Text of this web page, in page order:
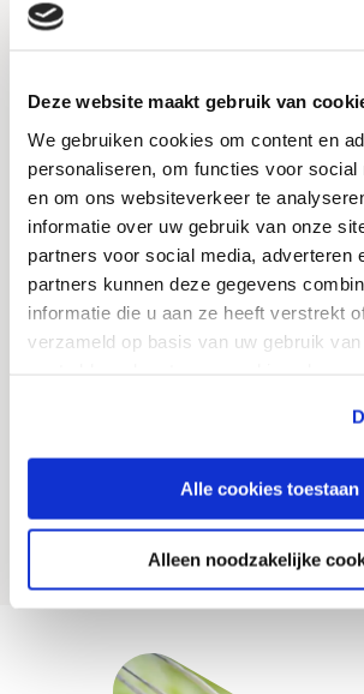
Deze website maakt gebruik van
We gebruiken cookies om content en
personaliseren, om functies voor social
en om ons websiteverkeer te
informatie over uw gebruik van onze
partners voor social media, adverteren
partners kunnen deze gegevens
informatie die u aan ze heeft verstrekt
verzameld op basis van uw gebruik
Alle cookies toestaan
Alleen noodzakelijke
Soep in blik
Ingeblikte soepen zijn handig en
waardoor ze een basisonderdeel zijn
productie-uitdagingen aan, zoals
functionaliteit. Laat jouw
soep.